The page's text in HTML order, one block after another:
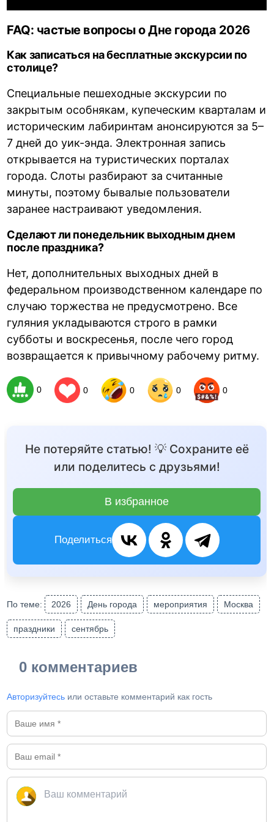
FAQ: частые вопросы о Дне города 2026
Как записаться на бесплатные экскурсии по
столице?
Специальные пешеходные экскурсии по
закрытым особнякам, купеческим кварталам и
историческим лабиринтам анонсируются за 5–
7 дней до уик-энда. Электронная запись
открывается на туристических порталах
города. Слоты разбирают за считанные
минуты, поэтому бывалые пользователи
заранее настраивают уведомления.
Сделают ли понедельник выходным днем
после праздника?
Нет, дополнительных выходных дней в
федеральном производственном календаре по
случаю торжества не предусмотрено. Все
гуляния укладываются строго в рамки
субботы и воскресенья, после чего город
возвращается к привычному рабочему ритму.
0 0 0 0 0
Не потеряйте статью! 💡 Сохраните её
или поделитесь с друзьями!
В избранное
Поделиться
По теме: 2026 День города мероприятия Москва
праздники сентябрь
0 комментариев
Авторизуйтесь или оставьте комментарий как гость